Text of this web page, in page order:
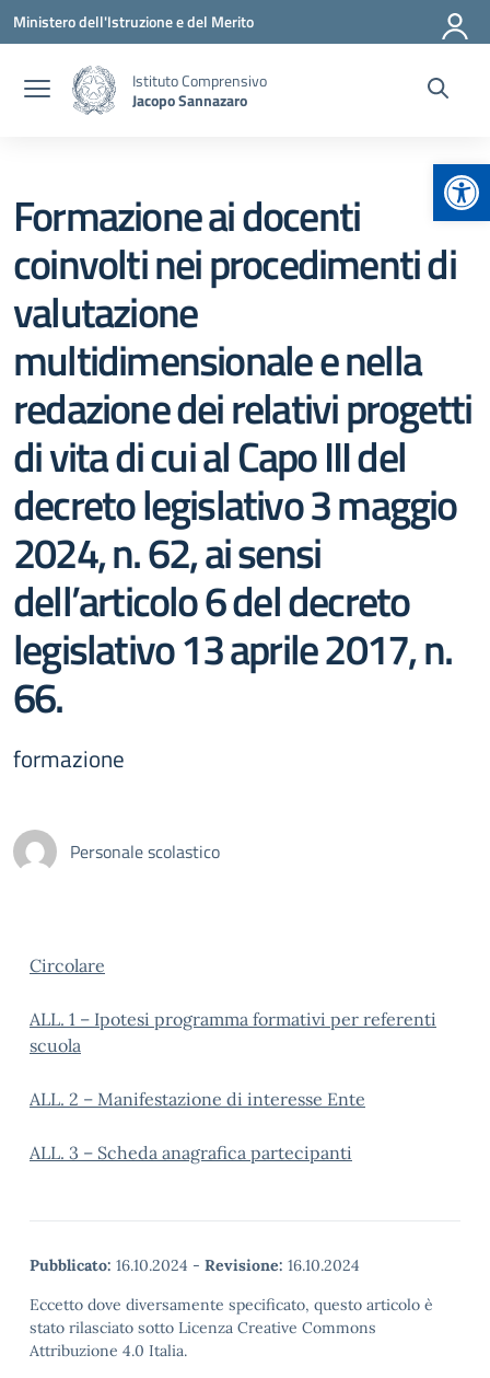
Vai ai contenuti
Vai al menu di navigazione
Vai al footer
Ministero dell'Istruzione e del Merito
Istituto Comprensivo
Jacopo Sannazaro
Formazione ai docenti
coinvolti nei procedimenti di
valutazione
multidimensionale e nella
redazione dei relativi progetti
di vita di cui al Capo III del
decreto legislativo 3 maggio
2024, n. 62, ai sensi
dell’articolo 6 del decreto
legislativo 13 aprile 2017, n.
66.
formazione
Personale scolastico
Circolare
ALL. 1 – Ipotesi programma formativi per referenti
scuola
ALL. 2 – Manifestazione di interesse Ente
ALL. 3 – Scheda anagrafica partecipanti
Pubblicato: 16.10.2024 - Revisione: 16.10.2024
Eccetto dove diversamente specificato, questo articolo è
stato rilasciato sotto Licenza Creative Commons
Attribuzione 4.0 Italia.